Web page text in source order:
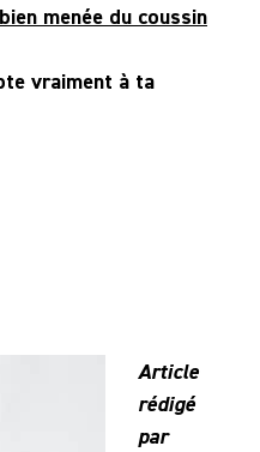
menée du coussin
vraiment à ta
Article
rédigé
par